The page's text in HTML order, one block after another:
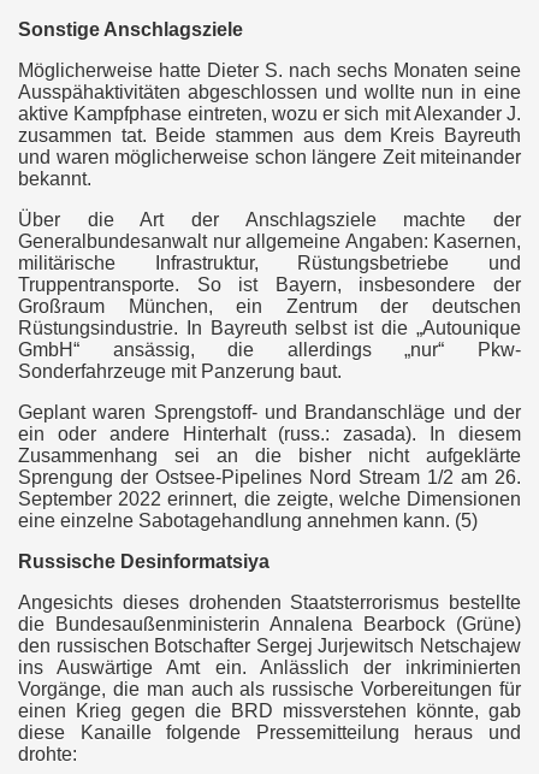
Sonstige Anschlagsziele
Möglicherweise hatte Dieter S. nach sechs Monaten seine
Ausspähaktivitäten abgeschlossen und wollte nun in eine
aktive Kampfphase eintreten, wozu er sich mit Alexander J.
zusammen tat. Beide stammen aus dem Kreis Bayreuth
und waren möglicherweise schon längere Zeit miteinander
bekannt.
Über die Art der Anschlagsziele machte der
Generalbundesanwalt nur allgemeine Angaben: Kasernen,
militärische Infrastruktur, Rüstungsbetriebe und
Truppentransporte. So ist Bayern, insbesondere der
Großraum München, ein Zentrum der deutschen
Rüstungsindustrie. In Bayreuth selbst ist die „Autounique
GmbH“ ansässig, die allerdings „nur“ Pkw-
Sonderfahrzeuge mit Panzerung baut.
Geplant waren Sprengstoff- und Brandanschläge und der
ein oder andere Hinterhalt (russ.: zasada). In diesem
Zusammenhang sei an die bisher nicht aufgeklärte
Sprengung der Ostsee-Pipelines Nord Stream 1/2 am 26.
September 2022 erinnert, die zeigte, welche Dimensionen
eine einzelne Sabotagehandlung annehmen kann. (5)
Russische Desinformatsiya
Angesichts dieses drohenden Staatsterrorismus bestellte
die Bundesaußenministerin Annalena Bearbock (Grüne)
den russischen Botschafter Sergej Jurjewitsch Netschajew
ins Auswärtige Amt ein. Anlässlich der inkriminierten
Vorgänge, die man auch als russische Vorbereitungen für
einen Krieg gegen die BRD missverstehen könnte, gab
diese Kanaille folgende Pressemitteilung heraus und
drohte: